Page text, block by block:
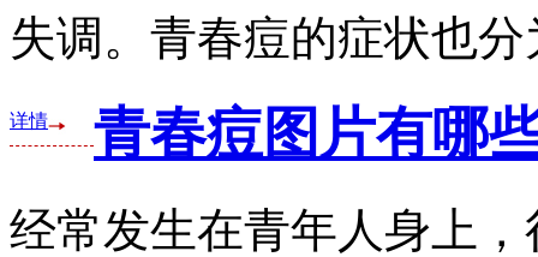
失调。青春痘的症状也
详情 青春痘图片有哪
经常发生在青年人身上